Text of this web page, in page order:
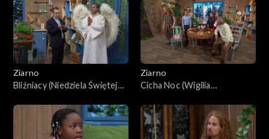
Ziarno
Bliźniacy (Niedziela Świętej
Ziarno
Cicha Noc (Wigilia